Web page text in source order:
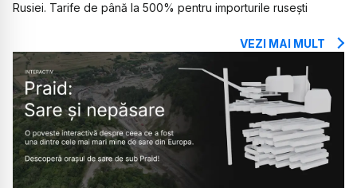
Rusiei. Tarife de până la 500% pentru importurile rusești
VEZI MAI MULT